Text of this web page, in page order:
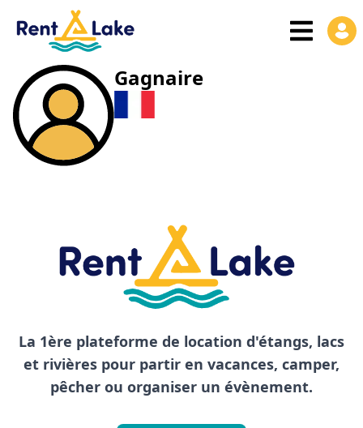
Gagnaire
La 1ère plateforme de location d'étangs, lacs
et rivières pour partir en vacances, camper,
pêcher ou organiser un évènement.